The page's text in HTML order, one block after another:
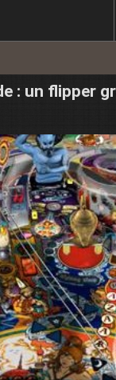
: un flipper